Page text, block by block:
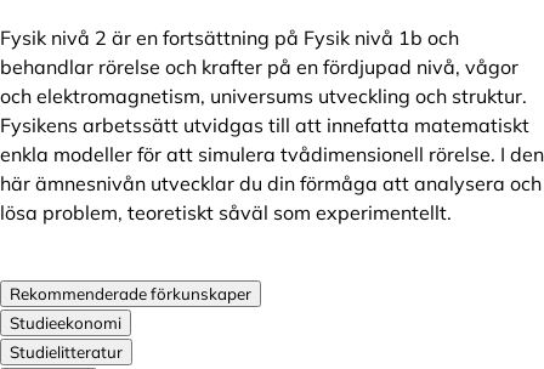
Fysik nivå 2 är en fortsättning på Fysik nivå 1b och
behandlar rörelse och krafter på en fördjupad nivå, vågor
och elektromagnetism, universums utveckling och struktur.
Fysikens arbetssätt utvidgas till att innefatta matematiskt
enkla modeller för att simulera tvådimensionell rörelse. I den
här ämnesnivån utvecklar du din förmåga att analysera och
lösa problem, teoretiskt såväl som experimentellt.
Rekommenderade förkunskaper
Studieekonomi
Studielitteratur